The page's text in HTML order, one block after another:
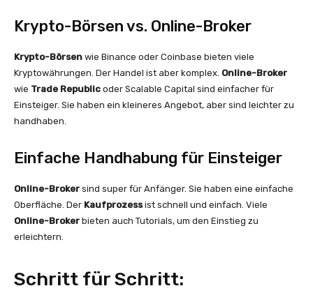
Krypto-Börsen vs. Online-Broker
Krypto-Börsen wie Binance oder Coinbase bieten viele
Kryptowährungen. Der Handel ist aber komplex. Online-Broker
wie Trade Republic oder Scalable Capital sind einfacher für
Einsteiger. Sie haben ein kleineres Angebot, aber sind leichter zu
handhaben.
Einfache Handhabung für Einsteiger
Online-Broker sind super für Anfänger. Sie haben eine einfache
Oberfläche. Der Kaufprozessist schnell und einfach. Viele
Online-Broker bieten auch Tutorials, um den Einstieg zu
erleichtern.
Schritt für Schritt: